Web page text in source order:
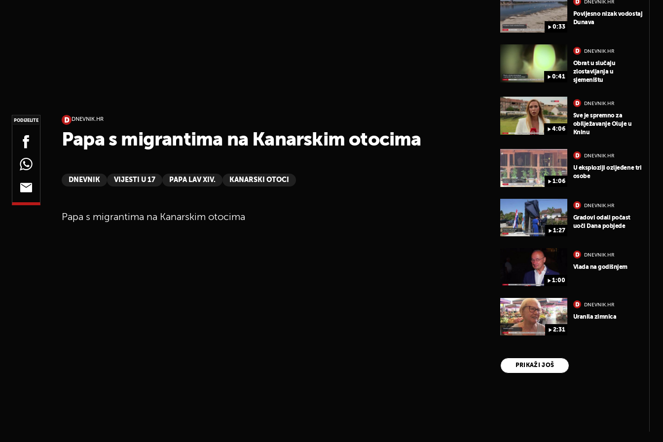
PODIJELITE DNEVNIK.HR
Papa s migrantima na Kanarskim otocima
DNEVNIK VIJESTI U 17 PAPA LAV XIV. KANARSKI OTOCI
Papa s migrantima na Kanarskim otocima
0:33
DNEVNIK.HR
Povijesno nizak vodostaj
Dunava
0:41
DNEVNIK.HR
Obrat u slučaju
zlostavljanja u
sjemeništu
4:06
DNEVNIK.HR
Sve je spremno za
obilježavanje Oluje u
Kninu
1:06
DNEVNIK.HR
U eksploziji ozljeđene tri
osobe
1:27
DNEVNIK.HR
Gradovi odali počast
uoči Dana pobjede
1:00
DNEVNIK.HR
Vlada na godišnjem
2:31
DNEVNIK.HR
Uranila zimnica
PRIKAŽI JOŠ